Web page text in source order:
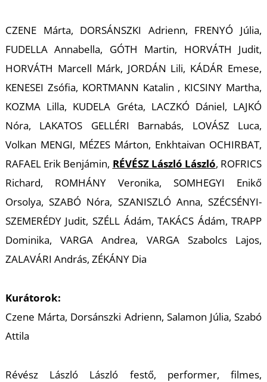
CZENE Márta, DORSÁNSZKI Adrienn, FRENYÓ Júlia,
FUDELLA Annabella, GÓTH Martin, HORVÁTH Judit,
HORVÁTH Marcell Márk, JORDÁN Lili, KÁDÁR Emese,
KENESEI Zsófia, KORTMANN Katalin , KICSINY Martha,
KOZMA Lilla, KUDELA Gréta, LACZKÓ Dániel, LAJKÓ
Nóra, LAKATOS GELLÉRI Barnabás, LOVÁSZ Luca,
Volkan MENGI, MÉZES Márton, Enkhtaivan OCHIRBAT,
RAFAEL Erik Benjámin, RÉVÉSZ László László, ROFRICS
Richard, ROMHÁNY Veronika, SOMHEGYI Enikő
Orsolya, SZABÓ Nóra, SZANISZLÓ Anna, SZÉCSÉNYI-
SZEMERÉDY Judit, SZÉLL Ádám, TAKÁCS Ádám, TRAPP
Dominika, VARGA Andrea, VARGA Szabolcs Lajos,
ZALAVÁRI András, ZÉKÁNY Dia
Kurátorok:
Czene Márta, Dorsánszki Adrienn, Salamon Júlia, Szabó
Attila
Révész László László festő, performer, filmes,